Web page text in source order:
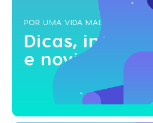
POR UMA VIDA MAIS ZEN
Dicas,
e novidades!